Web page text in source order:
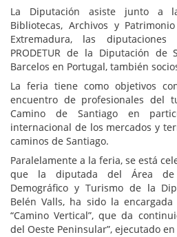
La Diputación asiste junto a
Bibliotecas, Archivos y
Extremadura, las
PRODETUR de la Diputación
Barcelos en Portugal, también
La feria tiene como objetivos
encuentro de profesionales del
Camino de Santiago en
internacional de los mercados y
caminos de Santiago.
Paralelamente a la feria, se está
que la diputada del Área de
Demográfico y Turismo de la
Belén Valls, ha sido la
“Camino Vertical”, que da
del Oeste Peninsular”, ejecutado